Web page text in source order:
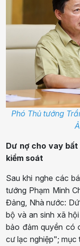
Phó Thủ tướng
Dư nợ cho vay
kiểm soát
Sau khi nghe các
tướng Phạm Minh
Đảng, Nhà nước:
bộ và an sinh xã
bảo đảm quyền có
cư lạc nghiệp"; mục